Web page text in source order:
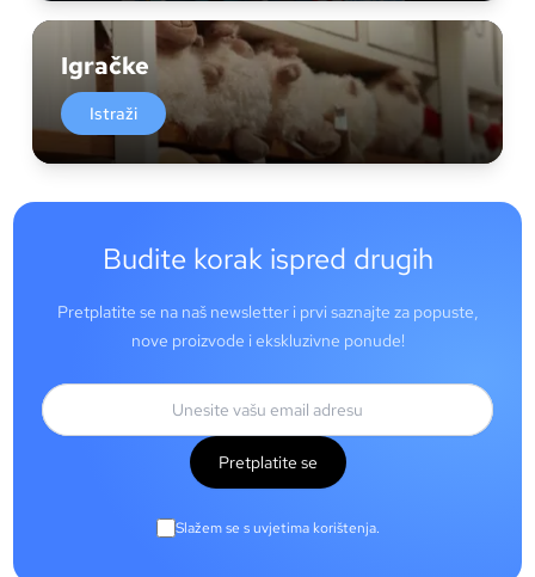
Igračke
Istraži
Budite korak ispred drugih
Pretplatite se na naš newsletter i prvi saznajte za popuste,
nove proizvode i ekskluzivne ponude!
Pretplatite se
Slažem se s uvjetima korištenja.